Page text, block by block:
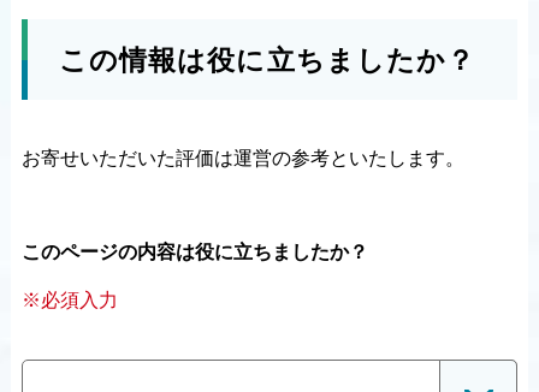
この情報は役に立ちましたか？
お寄せいただいた評価は運営の参考といたします。
このページの内容は役に立ちましたか？
※必須入力